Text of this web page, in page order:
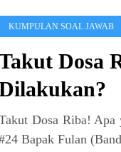
KUMPULAN SOAL JAWAB
Dosa
Dosa Riba! Apa
Bapak Fulan